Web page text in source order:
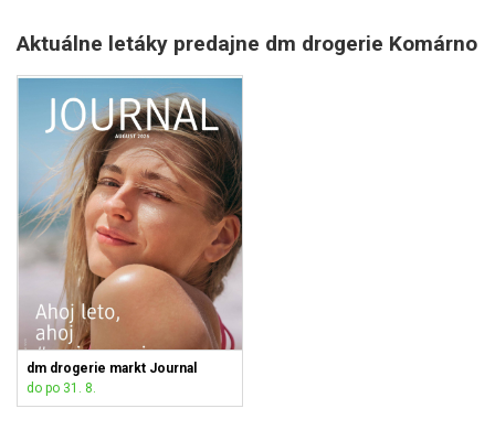
Aktuálne letáky predajne dm drogerie Komárno
dm drogerie markt Journal
do po 31. 8.